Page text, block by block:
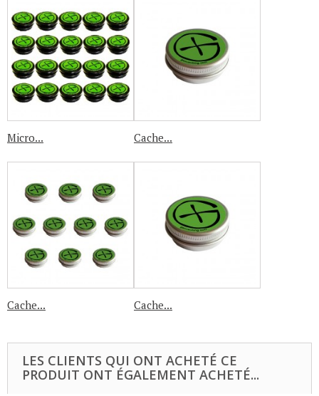
Micro... Cache...
Cache... Cache...
LES CLIENTS QUI ONT ACHETÉ CE
PRODUIT ONT ÉGALEMENT ACHETÉ...